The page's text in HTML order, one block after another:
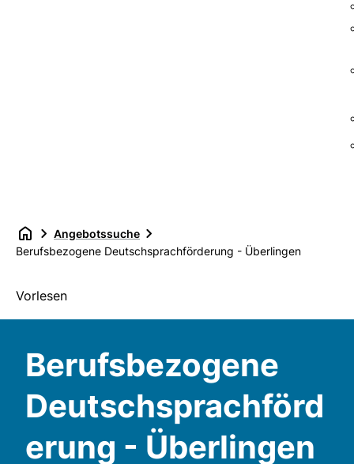
Angebotssuche
Berufsbezogene Deutschsprachförderung - Überlingen
Vorlesen
Berufsbezogene
Deutschsprachförd
erung - Überlingen